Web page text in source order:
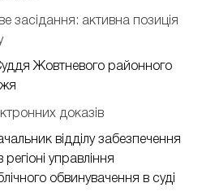
засідання: активна позиція
Жовтневого районного
доказів
відділу забезпечення
управління
обвинувачення в суді